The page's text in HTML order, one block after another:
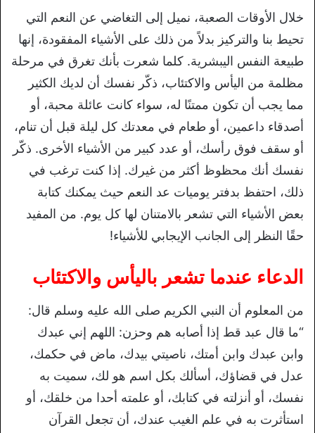
خلال الأوقات الصعبة، نميل إلى التغاضي عن النعم التي
تحيط بنا والتركيز بدلاً من ذلك على الأشياء المفقودة، إنها
طبيعة النفس اليبشرية. كلما شعرت بأنك تغرق في مرحلة
مظلمة من اليأس والاكتئاب، ذكّر نفسك أن لديك الكثير
مما يجب أن تكون ممتنًا له، سواء كانت عائلة محبة، أو
أصدقاء داعمين، أو طعام في معدتك كل ليلة قبل أن تنام،
أو سقف فوق رأسك، أو عدد كبير من الأشياء الأخرى. ذكّر
نفسك أنك محظوظ أكثر من غيرك. إذا كنت ترغب في
ذلك، احتفظ بدفتر يوميات عد النعم حيث يمكنك كتابة
بعض الأشياء التي تشعر بالامتنان لها كل يوم. من المفيد
حقًا النظر إلى الجانب الإيجابي للأشياء!
الدعاء عندما تشعر باليأس والاكتئاب
من المعلوم أن النبي الكريم صلى الله عليه وسلم قال:
“ما قال عبد قط إذا أصابه هم وحزن: اللهم إني عبدك
وابن عبدك وابن أمتك، ناصيتي بيدك، ماض في حكمك،
عدل في قضاؤك، أسألك بكل اسم هو لك، سميت به
نفسك، أو أنزلته في كتابك، أو علمته أحدا من خلقك، أو
استأثرت به في علم الغيب عندك، أن تجعل القرآن